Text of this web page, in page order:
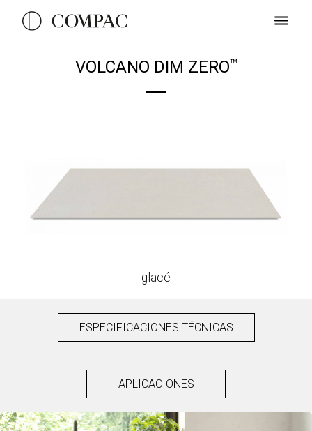
VOLCANO DIM ZEROTM
glacé
ESPECIFICACIONES TÉCNICAS
APLICACIONES